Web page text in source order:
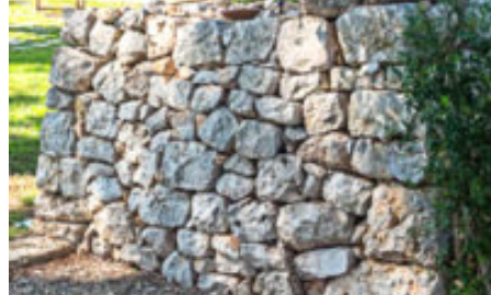
ESPERIENZE
GALLERY
SHOP
Scegli il tuo BOX
Scegli i tuoi
CONTATTI